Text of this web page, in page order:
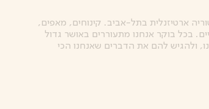
ארטיזנלית בתל-אביב. קינוחים, מאפים,
בכל בוקר אנחנו מתעוררים באושר גדול
ולהגיש להם את הדברים שאנחנו הכי